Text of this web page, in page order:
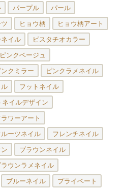
パープル パール
ヒョウ柄 ヒョウ柄アート
イル ピスタチオカラー
ピンクベージュ
ンクミラー ピンクラメネイル
フットネイル
ネイルデザイン
ラワーアート
ルーツネイル フレンチネイル
ブラウンネイル
ラウンラメネイル
ブルーネイル プライベート